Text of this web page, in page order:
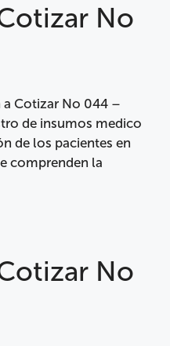
No
Cotizar No 044 –
de insumos medico
de los pacientes en
comprenden la
No